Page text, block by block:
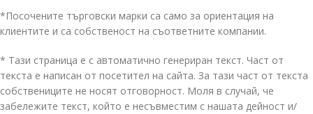
*Посочените търговски марки са само за ориентация на
клиентите и са собственост на съответните компании.
* Тази страница е с автоматично генериран текст. Част от
текста е написан от посетител на сайта. За тази част от текста
собствениците не носят отговорност. Моля в случай, че
забележите текст, който е несъвместим с нашата дейност и/